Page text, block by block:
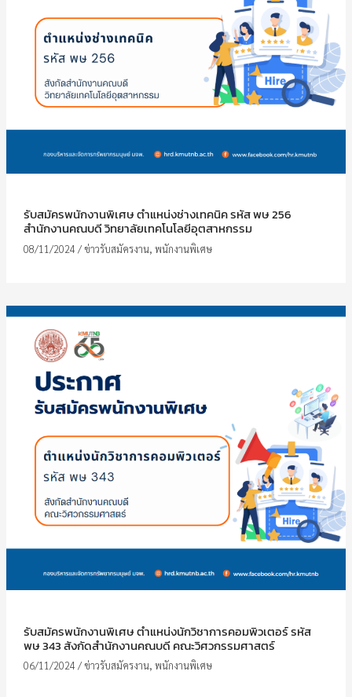
รับสมัครพนักงานพิเศษ ตำแหน่งช่างเทคนิค รหัส พษ 256
สำนักงานคณบดี วิทยาลัยเทคโนโลยีอุตสาหกรรม
08/11/2024 /ข่าวรับสมัครงาน, พนักงานพิเศษ
รับสมัครพนักงานพิเศษ ตำแหน่งนักวิชาการคอมพิวเตอร์ รหัส
พษ 343 สังกัดสำนักงานคณบดี คณะวิศวกรรมศาสตร์
06/11/2024 /ข่าวรับสมัครงาน, พนักงานพิเศษ